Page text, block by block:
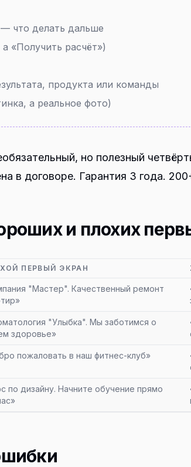
что делать дальше
«Получить расчёт»)
продукта или команды
а реальное фото)
но полезный
в договоре. Гарантия 3 года.
и плохих
ПЕРВЫЙ ЭКРАН
"Мастер". Качественный ремонт
"Улыбка". Мы заботимся о
здоровье»
пожаловать в наш фитнес-клуб»
по дизайну. Начните обучение прямо